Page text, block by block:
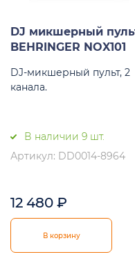
DJ микшерный
BEHRINGER NOX101
DJ-микшерный пульт, 2
канала.
В наличии 9 шт.
Артикул: DD0014-8964
12 480 ₽
В корзину